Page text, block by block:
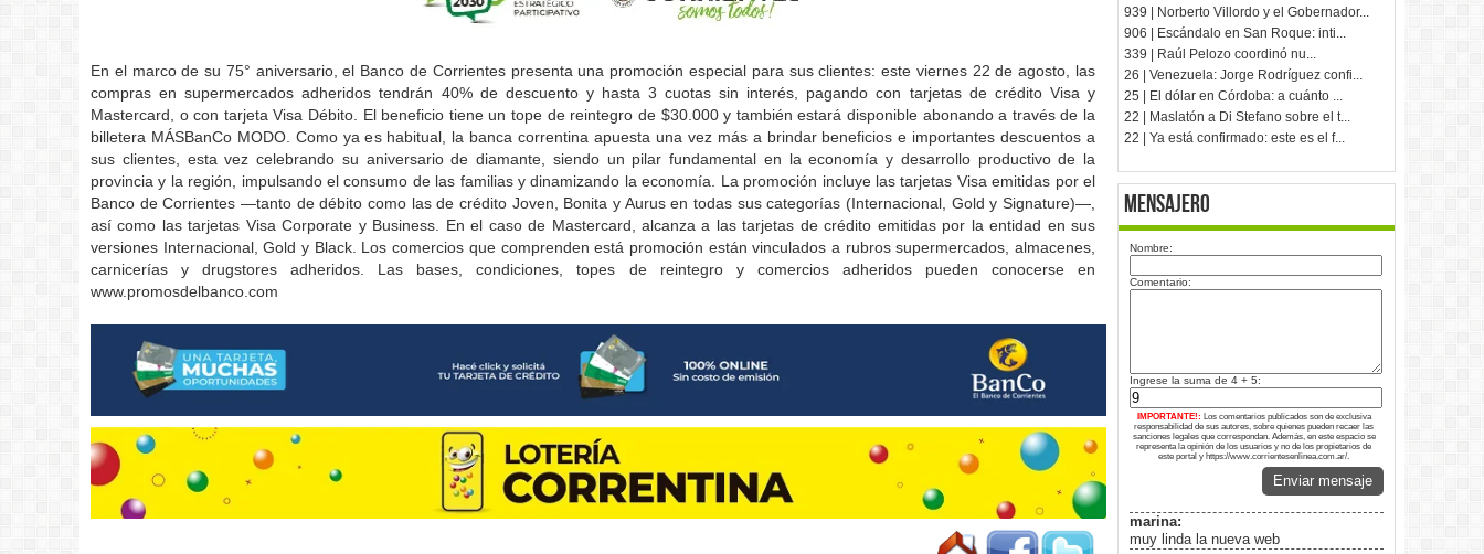
En el marco de su 75° aniversario, el Banco de Corrientes presenta una promoción especial para sus clientes: este viernes 22 de agosto, las
compras en supermercados adheridos tendrán 40% de descuento y hasta 3 cuotas sin interés, pagando con tarjetas de crédito Visa y
Mastercard, o con tarjeta Visa Débito. El beneficio tiene un tope de reintegro de $30.000 y también estará disponible abonando a través de la
billetera MÁSBanCo MODO. Como ya es habitual, la banca correntina apuesta una vez más a brindar beneficios e importantes descuentos a
sus clientes, esta vez celebrando su aniversario de diamante, siendo un pilar fundamental en la economía y desarrollo productivo de la
provincia y la región, impulsando el consumo de las familias y dinamizando la economía. La promoción incluye las tarjetas Visa emitidas por el
Banco de Corrientes —tanto de débito como las de crédito Joven, Bonita y Aurus en todas sus categorías (Internacional, Gold y Signature)—,
así como las tarjetas Visa Corporate y Business. En el caso de Mastercard, alcanza a las tarjetas de crédito emitidas por la entidad en sus
versiones Internacional, Gold y Black. Los comercios que comprenden está promoción están vinculados a rubros supermercados, almacenes,
carnicerías y drugstores adheridos. Las bases, condiciones, topes de reintegro y comercios adheridos pueden conocerse en
www.promosdelbanco.com
939 | Norberto Villordo y el Gobernador...
906 | Escándalo en San Roque: inti...
339 | Raúl Pelozo coordinó nu...
26 | Venezuela: Jorge Rodríguez confi...
25 | El dólar en Córdoba: a cuánto ...
22 | Maslatón a Di Stefano sobre el t...
22 | Ya está confirmado: este es el f...
Mensajero
Nombre:
Comentario:
Ingrese la suma de 4 + 5:
IMPORTANTE!: Los comentarios publicados son de exclusiva
responsabilidad de sus autores, sobre quienes pueden recaer las
sanciones legales que correspondan. Además, en este espacio se
representa la opinión de los usuarios y no de los propietarios de
este portal y https://www.corrientesenlinea.com.ar/.
Enviar mensaje
marina:
muy linda la nueva web